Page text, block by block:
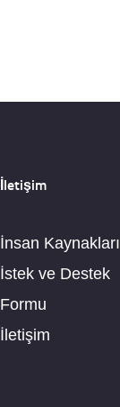
İletişim
İnsan Kaynakları
İstek ve Destek
Formu
İletişim